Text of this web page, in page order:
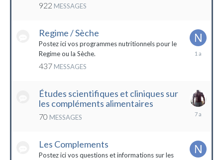
922 MESSAGES
Regime / Sèche
Postez ici vos programmes nutritionnels pour le
Regime ou la Sèche.
437 MESSAGES
18
Études scientifiques et cliniques sur
les compléments alimentaires
70 MESSAGES
18
Les Complements
Postez ici vos questions et informations sur les